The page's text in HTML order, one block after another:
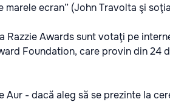
ecran” (John Travolta şi
Razzie Awards sunt votaţi pe
Foundation, care provin din 24
- dacă aleg să se prezinte la